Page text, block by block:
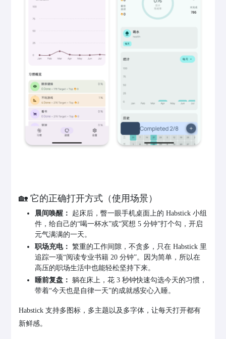
🏡 它的正确打开方式（使用场景）
晨间唤醒：
起床后，瞥一眼手机桌面上的 Habstick 小组
件，给自己的“喝一杯水”或“冥想 5 分钟”打个勾，开启
元气满满的一天。
职场充电： 繁重的工作间隙，不贪多，只在 Habstick 里
追踪一项“阅读专业书籍 20 分钟”。因为简单，所以在
高压的职场生活中也能轻松坚持下来。
睡前复盘： 躺在床上，花 3 秒钟快速勾选今天的习惯，
带着“今天也是自律一天”的成就感安心入睡。
Habstick 支持多图标，多主题以及多字体，让每天打开都有
新鲜感。